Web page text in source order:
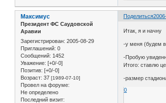
Поделиться
Максимус
Президент ФС Саудовской
Аравии
Зарегистрирован: 2005-08-29
Приглашений: 0
Сообщений: 1452
Уважение: [+0/-0]
Позитив: [+0/-0]
Возраст: 37 [1989-07-10]
Провел на форуме:
Не определено
Последний визит:
Итак, я и начну
-у меня (будем
-Пробую
Итого: ставлю
-размер
0